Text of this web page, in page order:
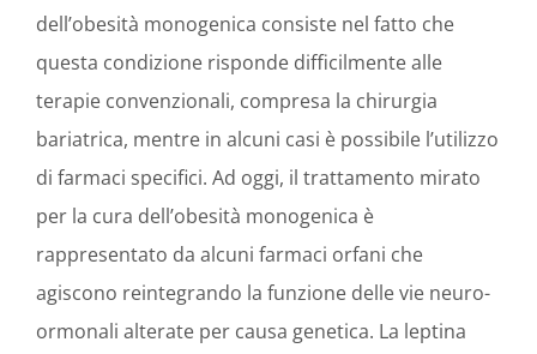
dell’obesità monogenica consiste nel fatto che
questa condizione risponde difficilmente alle
terapie convenzionali, compresa la chirurgia
bariatrica, mentre in alcuni casi è possibile l’utilizzo
di farmaci specifici. Ad oggi, il trattamento mirato
per la cura dell’obesità monogenica è
rappresentato da alcuni farmaci orfani che
agiscono reintegrando la funzione delle vie neuro-
ormonali alterate per causa genetica. La leptina